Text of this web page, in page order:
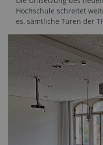
Hochschule schreitet
es, sämtliche Türen der